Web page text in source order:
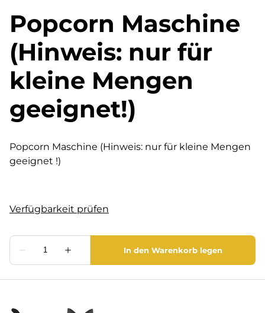
Popcorn Maschine
(Hinweis: nur für
kleine Mengen
geeignet!)
Popcorn Maschine (Hinweis: nur für kleine Mengen
geeignet !)